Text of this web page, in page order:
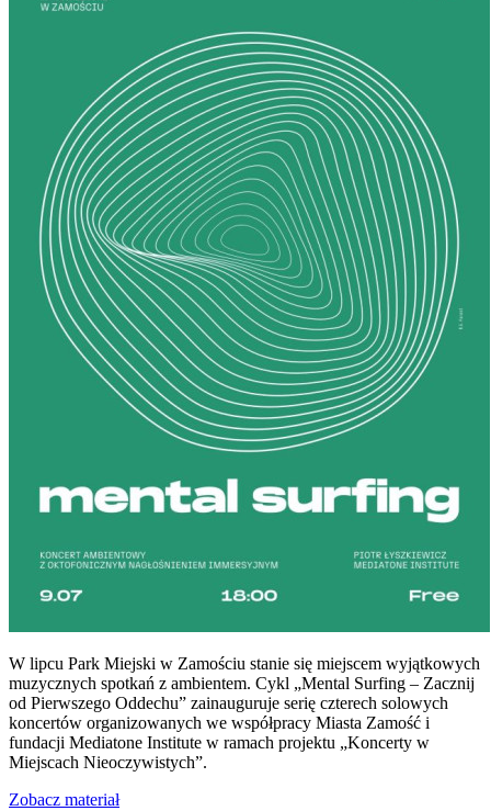
W lipcu Park Miejski w Zamościu stanie się miejscem wyjątkowych
muzycznych spotkań z ambientem. Cykl „Mental Surfing – Zacznij
od Pierwszego Oddechu” zainauguruje serię czterech solowych
koncertów organizowanych we współpracy Miasta Zamość i
fundacji Mediatone Institute w ramach projektu „Koncerty w
Miejscach Nieoczywistych”.
Zobacz materiał